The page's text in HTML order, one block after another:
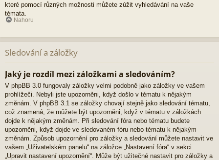
které pomocí různých možnosti můžete zúžit vyhledávání na vaše
témata.
Nahoru
Sledování a záložky
Jaký je rozdíl mezi záložkami a sledováním?
V phpBB 3.0 fungovaly záložky velmi podobně jako záložky ve vašem
prohlížeči. Nebyli jste upozorněni, když došlo v tématu k nějakým
změnám. V phpBB 3.1 se záložky chovají stejně jako sledování tématu,
což znamená, že můžete být upozorněni, když v tématu v záložkách
dojde k nějakým změnám. Při sledování fóra nebo tématu budete
upozorněni, když dojde ve sledovaném fóru nebo tématu k nějakým
změnám. Způsob upozornění pro záložky a sledování můžete nastavit ve
vašem „Uživatelském panelu“ na záložce „Nastavení fóra“ v sekci
„Upravit nastavení upozornění“. Může být užitečné nastavit pro záložky a